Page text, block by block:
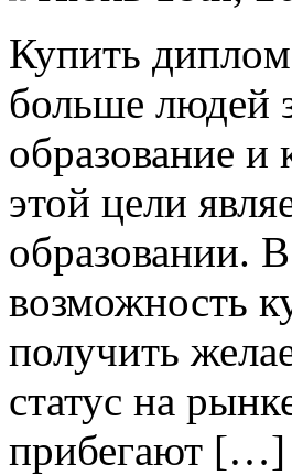
Купить
больше людей
образование
этой цели
образовании.
возможность
получить
статус на
прибегают […]